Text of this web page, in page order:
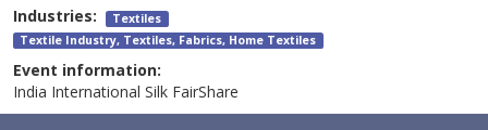
Industries: Textiles
Textile Industry, Textiles, Fabrics, Home Textiles
Event information:
India International Silk FairShare